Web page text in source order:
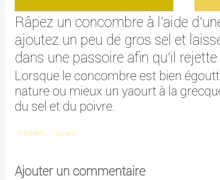
Râpez un concombre à l'aide
ajoutez un peu de gros sel et
dans une passoire afin qu'il
Lorsque le concombre est bien
nature ou mieux un yaourt à la
du sel et du poivre.
Précédent Suivant
Ajouter un commentaire